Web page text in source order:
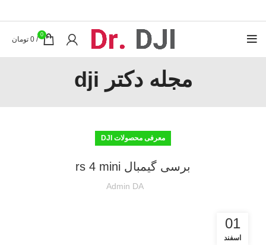
0
/
0 تومان
مجله دکتر dji
معرفی محصولات DJI
برسی گیمبال rs 4 mini
Admin DA
01
اسفند